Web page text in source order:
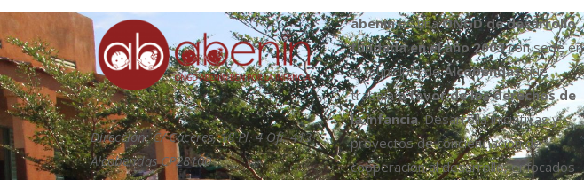
Dirección: C/ Cáceres, 18 Pl. 4 Ofi. 413
Alcobendas CP28100
abenines unaONGD de desarrollo
fundada en el año 2003con sede en
el municipio deAlcobendasque
trabajaa favor de los derechos de
la infancia. Desarrolla iniciativas y
proyectos de concienciación de
cooperación al desarrollo, enfocados